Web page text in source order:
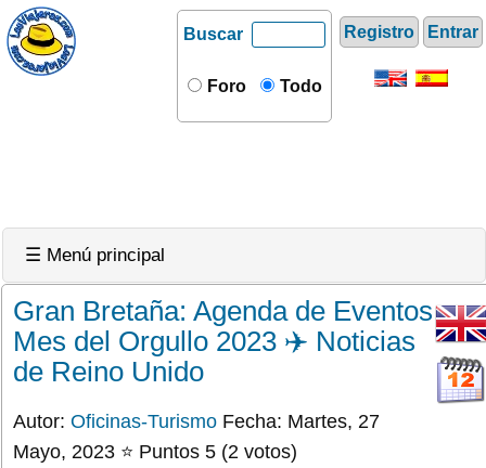
Registro Entrar
Buscar
Foro Todo
☰ Menú principal
Gran Bretaña: Agenda de Eventos
Mes del Orgullo 2023 ✈️ Noticias
de Reino Unido
Autor: Oficinas-Turismo Fecha: Martes, 27
Mayo, 2023 ⭐ Puntos 5 (2 votos)